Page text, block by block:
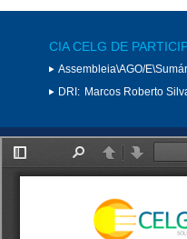
CIA CELG DE
Assembleia\AGO/
DRI: Marcos Roberto